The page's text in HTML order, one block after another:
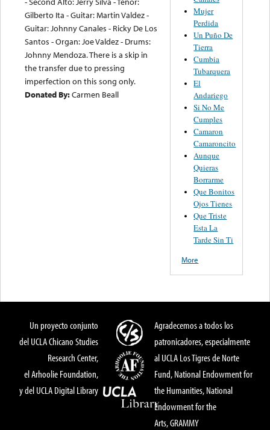
Gilberto Ita - Guitar: Martin Valdez -
Guitar: Johnny Canales - Ricky De Los
Santos - Organ: Joe Valdez - Drums:
Johnny Mendoza. There is a skip in
the transfer due to pressing
imperfection on this song only.
Donated By:Carmen Beall
Mujer
Perdida
Un Puño De
Tierra
Cumbia
Tubarquera
El
Andariego
Si No Me
Cumples
Camaron
Camaroncito
Aunque
Quieras
Borrarme
Que Bonitos
Ojos Tienes
Que Triste
Esta La
Tarde Sin Ti
More
Un proyecto conjunto
del UCLA Chicano Studies
Research Center,
el Arhoolie Foundation,
y del UCLA Digital Library
Agradecemos a todos los
patronicadores, especialmente
al UCLA Los Tigres de Norte
Fund, National Endowment for
the Humanities, National
Endowment for the
Arts, GRAMMY